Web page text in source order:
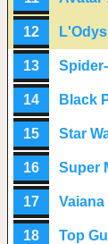
12
13
14 Black
15 Star
16 Super
17 Vaiana
18 Top